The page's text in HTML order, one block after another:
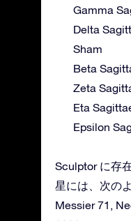
Gamma
Delta
Sham
Beta
Zeta
Eta
Epsilon
Sculptor に存
星には、次の
Messier 71,